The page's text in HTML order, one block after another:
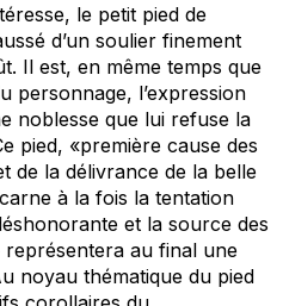
le petit pied de
d’un soulier finement
Il est, en même temps que
personnage, l’expression
noblesse que lui refuse la
pied, «première cause des
de la délivrance de la belle
à la fois la tentation
et la source des
au final une
noyau thématique du pied